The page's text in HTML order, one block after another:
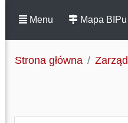
Menu Mapa BIPu
Strona główna